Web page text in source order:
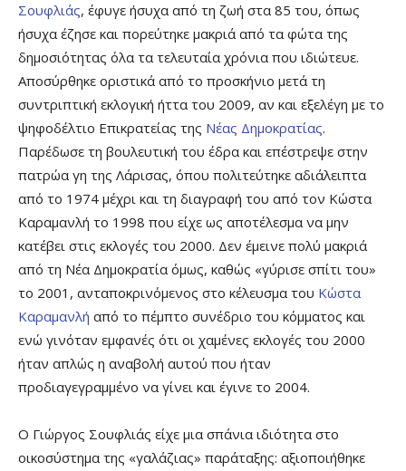
Σουφλιάς, έφυγε ήσυχα από τη ζωή στα 85 του, όπως
ήσυχα έζησε και πορεύτηκε μακριά από τα φώτα της
δημοσιότητας όλα τα τελευταία χρόνια που ιδιώτευε.
Αποσύρθηκε οριστικά από το προσκήνιο μετά τη
συντριπτική εκλογική ήττα του 2009, αν και εξελέγη με το
ψηφοδέλτιο Επικρατείας της Νέας Δημοκρατίας.
Παρέδωσε τη βουλευτική του έδρα και επέστρεψε στην
πατρώα γη της Λάρισας, όπου πολιτεύτηκε αδιάλειπτα
από το 1974 μέχρι και τη διαγραφή του από τον Κώστα
Καραμανλή το 1998 που είχε ως αποτέλεσμα να μην
κατέβει στις εκλογές του 2000. Δεν έμεινε πολύ μακριά
από τη Νέα Δημοκρατία όμως, καθώς «γύρισε σπίτι του»
το 2001, ανταποκρινόμενος στο κέλευσμα του Κώστα
Καραμανλή από το πέμπτο συνέδριο του κόμματος και
ενώ γινόταν εμφανές ότι οι χαμένες εκλογές του 2000
ήταν απλώς η αναβολή αυτού που ήταν
προδιαγεγραμμένο να γίνει και έγινε το 2004.
Ο Γιώργος Σουφλιάς είχε μια σπάνια ιδιότητα στο
οικοσύστημα της «γαλάζιας» παράταξης: αξιοποιήθηκε